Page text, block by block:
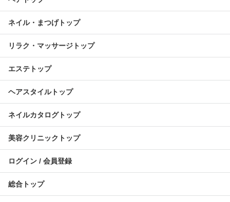
ネイル・まつげトップ
リラク・マッサージトップ
エステトップ
ヘアスタイルトップ
ネイルカタログトップ
美容クリニックトップ
ログイン / 会員登録
総合トップ